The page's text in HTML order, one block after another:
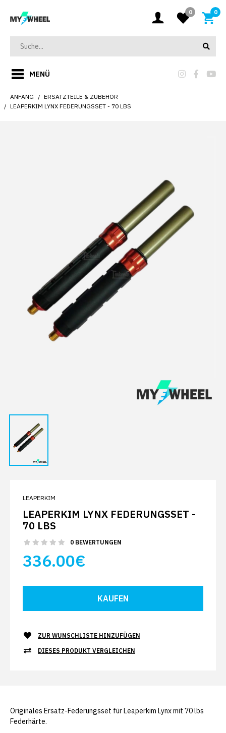
0 0
MENÜ
ANFANG
ERSATZTEILE & ZUBEHÖR
LEAPERKIM LYNX FEDERUNGSSET - 70 LBS
LEAPERKIM
LEAPERKIM LYNX FEDERUNGSSET -
70 LBS
0 BEWERTUNGEN
336.00€
ZUR WUNSCHLISTE HINZUFÜGEN
DIESES PRODUKT VERGLEICHEN
Originales Ersatz-Federungsset für Leaperkim Lynx mit 70 lbs
Federhärte.